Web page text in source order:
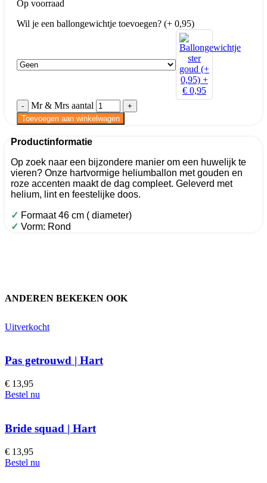
Op voorraad
Wil je een ballongewichtje toevoegen? (+ 0,95)
Mr & Mrs aantal
Toevoegen aan winkelwagen
Productinformatie
Op zoek naar een bijzondere manier om een huwelijk te
vieren? Onze hartvormige heliumballon met gouden en
roze accenten maakt de dag compleet. Geleverd met
helium, lint en feestelijke doos.
✓ Formaat 46 cm ( diameter)
✓ Vorm: Rond
ANDEREN BEKEKEN OOK
Uitverkocht
Pas getrouwd | Hart
€ 13,95
Bestel nu
Bride squad | Hart
€ 13,95
Bestel nu